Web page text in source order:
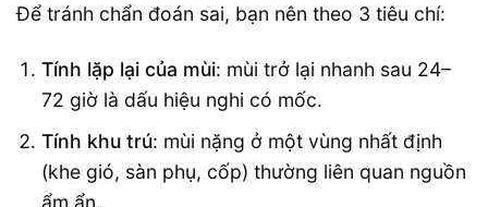
Để tránh chẩn đoán sai, bạn nên theo 3 tiêu chí:
Tính lặp lại của mùi: mùi trở lại nhanh sau 24–
72 giờ là dấu hiệu nghi có mốc.
Tính khu trú: mùi nặng ở một vùng nhất định
(khe gió, sàn phụ, cốp) thường liên quan nguồn
ẩm ẩn.